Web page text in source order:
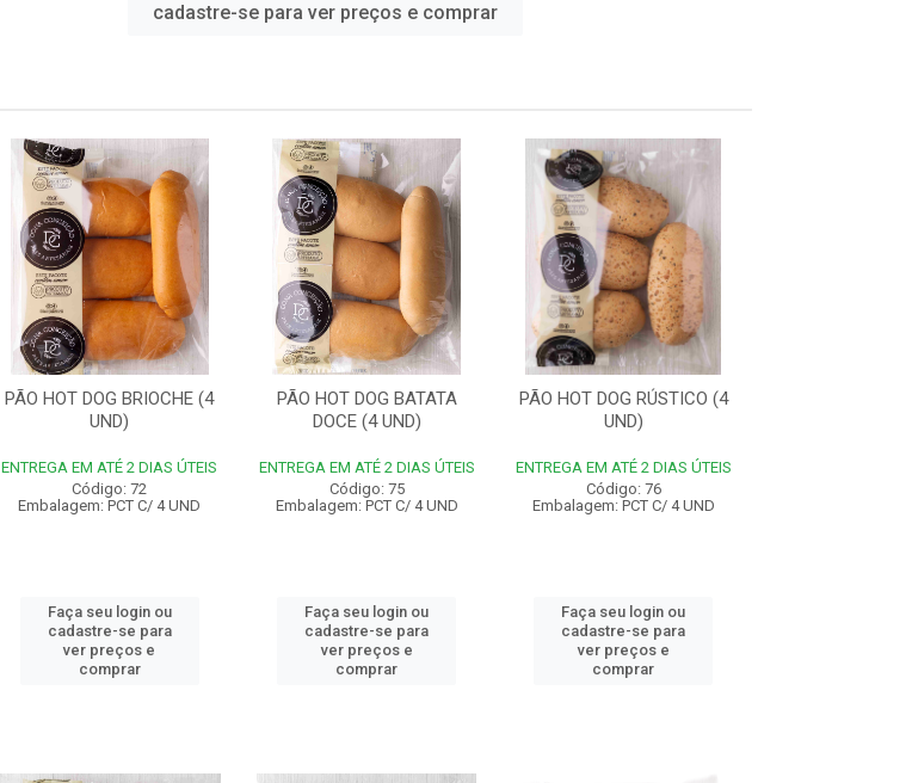
cadastre-se para ver preços e comprar
PÃO HOT DOG BRIOCHE (4
UND)
ENTREGA EM ATÉ 2 DIAS ÚTEIS
Código: 72
Embalagem: PCT C/ 4 UND
Faça seu login ou
cadastre-se para
ver preços e
comprar
PÃO HOT DOG BATATA
DOCE (4 UND)
ENTREGA EM ATÉ 2 DIAS ÚTEIS
Código: 75
Embalagem: PCT C/ 4 UND
Faça seu login ou
cadastre-se para
ver preços e
comprar
PÃO HOT DOG RÚSTICO (4
UND)
ENTREGA EM ATÉ 2 DIAS ÚTEIS
Código: 76
Embalagem: PCT C/ 4 UND
Faça seu login ou
cadastre-se para
ver preços e
comprar